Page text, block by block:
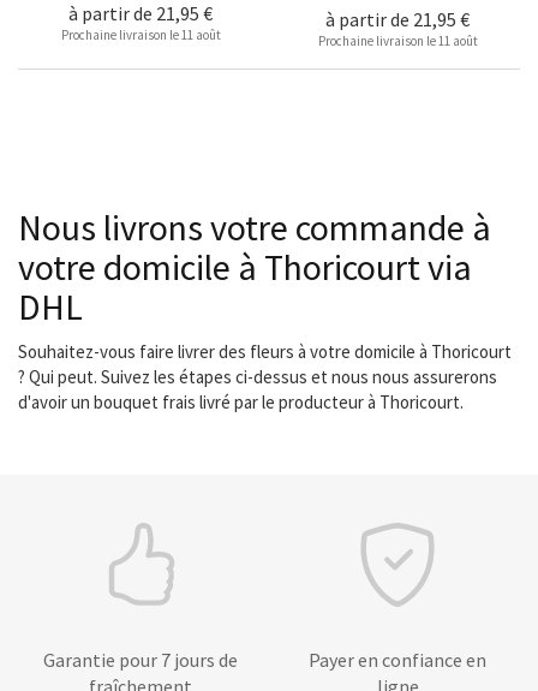
à partir de 21,95 €
Prochaine livraison le 11 août
à partir de 21,95 €
Prochaine livraison le 11 août
Nous livrons votre commande à
votre domicile à Thoricourt via
DHL
Souhaitez-vous faire livrer des fleurs à votre domicile à Thoricourt
? Qui peut. Suivez les étapes ci-dessus et nous nous assurerons
d'avoir un bouquet frais livré par le producteur à Thoricourt.
Garantie pour 7 jours de
fraîchement
Payer en confiance en
ligne